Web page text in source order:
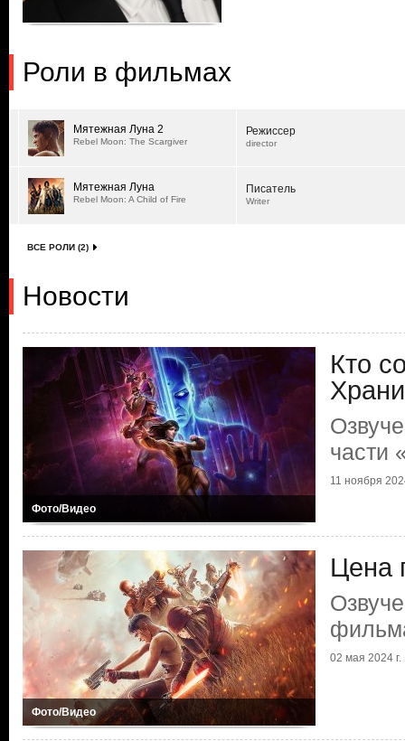
Роли в фильмах
Мятежная Луна 2
Rebel Moon: The Scargiver
Режиссер
director
Мятежная Луна
Rebel Moon: A Child of Fire
Писатель
Writer
ВСЕ РОЛИ (2)
Новости
Фото/Видео
Кто
части
11 ноября
Фото/Видео
Цена
02 мая 2024 г.